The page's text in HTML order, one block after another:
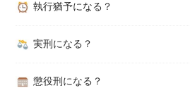
執行猶予になる？
実刑になる？
懲役刑になる？